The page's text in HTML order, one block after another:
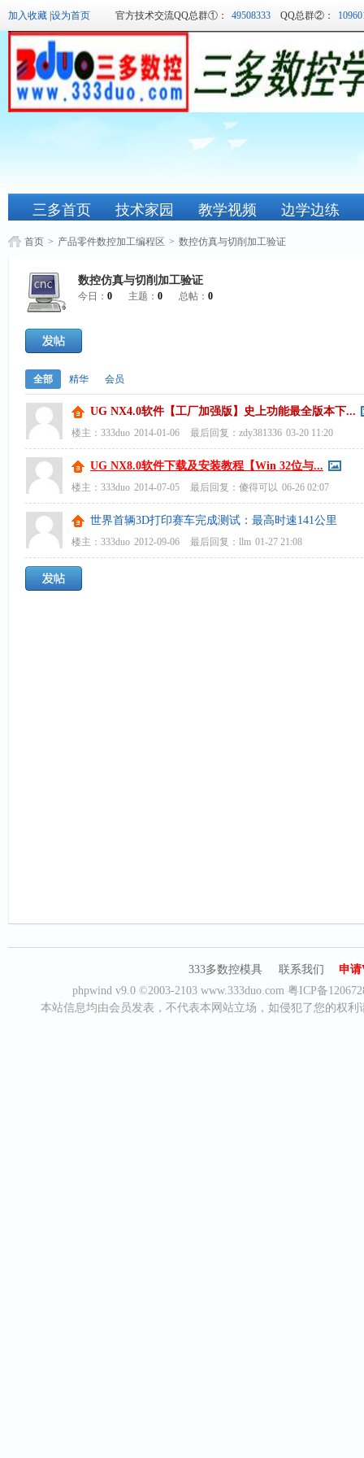
加入收藏 设为首页 官方技术交流QQ总群①： 49508333 QQ总群②：
三多首页 技术家园 教学视频 边学边练
首页 > 产品零件数控加工编程区 > 数控仿真与切削加工验证
数控仿真与切削加工验证
今日： 0 主题： 0 总帖： 0
全部 精华 会员
UG NX4.0软件【工厂加强版】史上功能最全版本下...
楼主： 333duo 2014-01-06 最后回复： zdy381336 03-20 11:20
UG NX8.0软件下载及安装教程【Win 32位与...
楼主： 333duo 2014-07-05 最后回复： 傻得可以 06-26 02:07
世界首辆3D打印赛车完成测试：最高时速141公里
楼主： 333duo 2012-09-06 最后回复： llm 01-27 21:08
333多数控模具 联系我们
申请
phpwind v9.0©2003-2103 www.333duo.com 粤ICP备
本站信息均由会员发表，不代表本网站立场，如侵犯了您的权